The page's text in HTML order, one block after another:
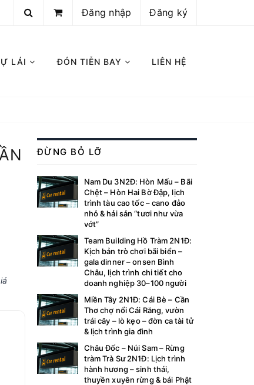
Đăng ký
Đăng nhập
LÁI ĐÓN TIỄN BAY LIÊN HỆ
ĐỪNG BỎ LỠ
Nam Du 3N2Đ: Hòn Mấu – Bãi
Chệt – Hòn Hai Bờ Đập, lịch
trình tàu cao tốc – cano đảo
nhỏ & hải sản “tươi như vừa
vớt”
Team Building Hồ Tràm 2N1Đ:
Kịch bản trò chơi bãi biển –
gala dinner – onsen Bình
Châu, lịch trình chi tiết cho
doanh nghiệp 30–100 người
Miền Tây 2N1Đ: Cái Bè – Cần
Thơ chợ nổi Cái Răng, vườn
trái cây – lò kẹo – đờn ca tài tử
& lịch trình gia đình
Châu Đốc – Núi Sam – Rừng
tràm Trà Sư 2N1Đ: Lịch trình
hành hương – sinh thái,
thuyền xuyên rừng & bái Phật